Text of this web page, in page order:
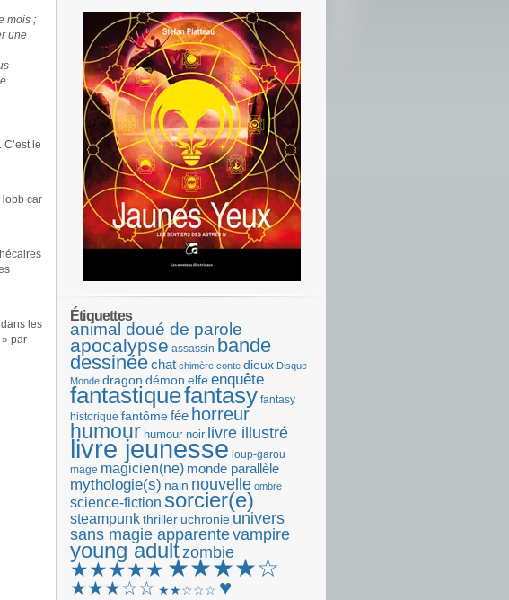
mois ;
une
le
car
dans les
par
Étiquettes
animal doué de parole
apocalypse assassin bande
dessinéechat chimère conte dieux Disque-
Monde dragon démon elfeenquête
fantastiquefantasy fantasy
historique fantômefée horreur
humour humour noir livre illustré
livre jeunesse loup-garou
mage magicien(ne) monde parallèle
mythologie(s) nain nouvelle ombre
science-fiction sorcier(e)
steampunkthriller uchronie univers
sans magie apparentevampire
young adultzombie
★★★★★ ★★★★☆
★★★☆☆ ★★☆☆☆ ♥